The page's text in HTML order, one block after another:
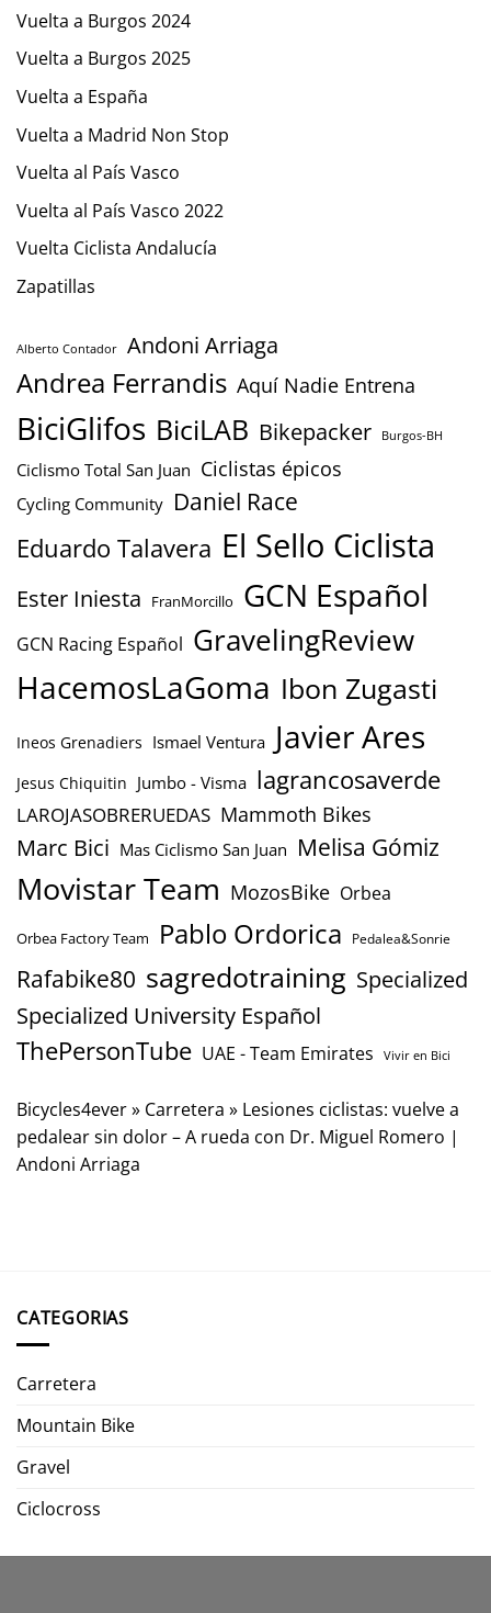
Vuelta a Burgos 2024
Vuelta a Burgos 2025
Vuelta a España
Vuelta a Madrid Non Stop
Vuelta al País Vasco
Vuelta al País Vasco 2022
Vuelta Ciclista Andalucía
Zapatillas
Alberto Contador Andoni Arriaga
Andrea Ferrandis Aquí Nadie Entrena
BiciGlifos BiciLAB Bikepacker Burgos-BH
Ciclismo Total San Juan Ciclistas épicos
Cycling Community Daniel Race
Eduardo Talavera El Sello Ciclista
Ester Iniesta FranMorcillo GCN Español
GCN Racing Español GravelingReview
HacemosLaGoma Ibon Zugasti
Ineos Grenadiers Ismael Ventura Javier Ares
Jesus Chiquitin Jumbo - Visma lagrancosaverde
LAROJASOBRERUEDAS Mammoth Bikes
Marc Bici Mas Ciclismo San Juan Melisa Gómiz
Movistar Team MozosBike Orbea
Orbea Factory Team Pablo Ordorica Pedalea&Sonrie
Rafabike80 sagredotraining Specialized
Specialized University Español
ThePersonTube UAE - Team Emirates Vivir en Bici
Bicycles4ever» Carretera » Lesiones ciclistas: vuelve a
pedalear sin dolor – A rueda con Dr. Miguel Romero |
Andoni Arriaga
CATEGORIAS
Carretera
Mountain Bike
Gravel
Ciclocross